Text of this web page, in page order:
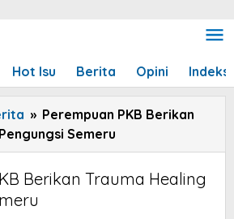
Hot Isu Berita Opini Indeks
» Perempuan PKB Berikan
Semeru
Berikan Trauma Healing